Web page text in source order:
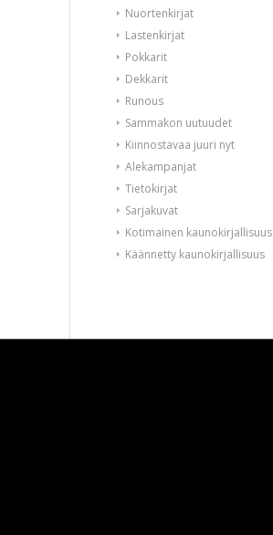
Nuortenkirjat
Lastenkirjat
Pokkarit
Dekkarit
Runous
Sammakon uutuudet
Kiinnostavaa juuri nyt
Alekampanjat
Tietokirjat
Sarjakuvat
Kotimainen kaunokirjallisuus
Käännetty kaunokirjallisuus